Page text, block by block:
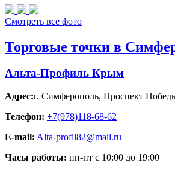
Смотреть все фото
Торговые точки в
Альта-Профиль Крым
Адрес:г. Симферополь, Проспект
Телефон: +7(978)118-68-62
E-mail: Alta-profil82@mail.ru
Часы работы: пн-пт с 10:00 до 19:00